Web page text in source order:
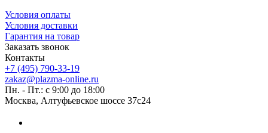
Условия оплаты
Условия доставки
Гарантия на товар
Заказать звонок
Контакты
+7 (495) 790-33-19
zakaz@plazma-online.ru
Пн. - Пт.: с 9:00 до 18:00
Москва, Алтуфьевское шоссе 37с24